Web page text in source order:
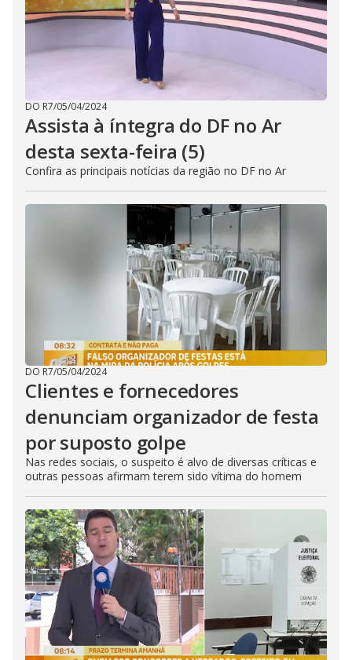
DO R7/05/04/2024
Assista à íntegra do DF no Ar
desta sexta-feira (5)
Confira as principais notícias da região no DF no Ar
DO R7/05/04/2024
Clientes e fornecedores
denunciam organizador de festa
por suposto golpe
Nas redes sociais, o suspeito é alvo de diversas críticas e
outras pessoas afirmam terem sido vítima do homem